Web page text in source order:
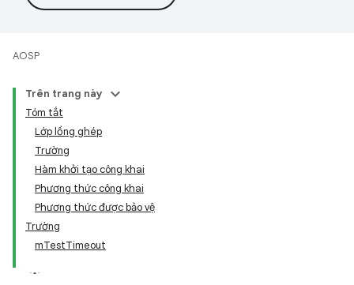
AOSP
Trên trang này
Tóm tắt
Lớp lồng ghép
Trường
Hàm khởi tạo công khai
Phương thức công khai
Phương thức được bảo vệ
Trường
mTestTimeout